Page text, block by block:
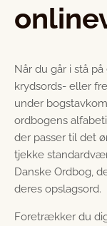
Når du går i stå
krydsords- eller
under
ordbogens
der passer til det
tjekke
Danske Ordbog,
deres opslagsord.
Foretrækker du